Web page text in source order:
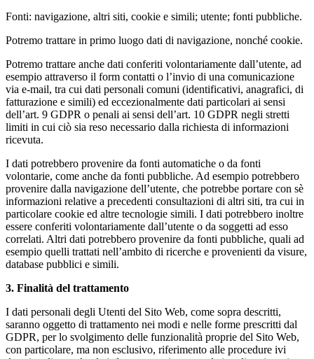
Fonti: navigazione, altri siti, cookie e simili; utente; fonti pubbliche.
Potremo trattare in primo luogo dati di navigazione, nonché cookie.
Potremo trattare anche dati conferiti volontariamente dall’utente, ad
esempio attraverso il form contatti o l’invio di una comunicazione
via e-mail, tra cui dati personali comuni (identificativi, anagrafici, di
fatturazione e simili) ed eccezionalmente dati particolari ai sensi
dell’art. 9 GDPR o penali ai sensi dell’art. 10 GDPR negli stretti
limiti in cui ciò sia reso necessario dalla richiesta di informazioni
ricevuta.
I dati potrebbero provenire da fonti automatiche o da fonti
volontarie, come anche da fonti pubbliche. Ad esempio potrebbero
provenire dalla navigazione dell’utente, che potrebbe portare con sè
informazioni relative a precedenti consultazioni di altri siti, tra cui in
particolare cookie ed altre tecnologie simili. I dati potrebbero inoltre
essere conferiti volontariamente dall’utente o da soggetti ad esso
correlati. Altri dati potrebbero provenire da fonti pubbliche, quali ad
esempio quelli trattati nell’ambito di ricerche e provenienti da visure,
database pubblici e simili.
3. Finalità del trattamento
I dati personali degli Utenti del Sito Web, come sopra descritti,
saranno oggetto di trattamento nei modi e nelle forme prescritti dal
GDPR, per lo svolgimento delle funzionalità proprie del Sito Web,
con particolare, ma non esclusivo, riferimento alle procedure ivi